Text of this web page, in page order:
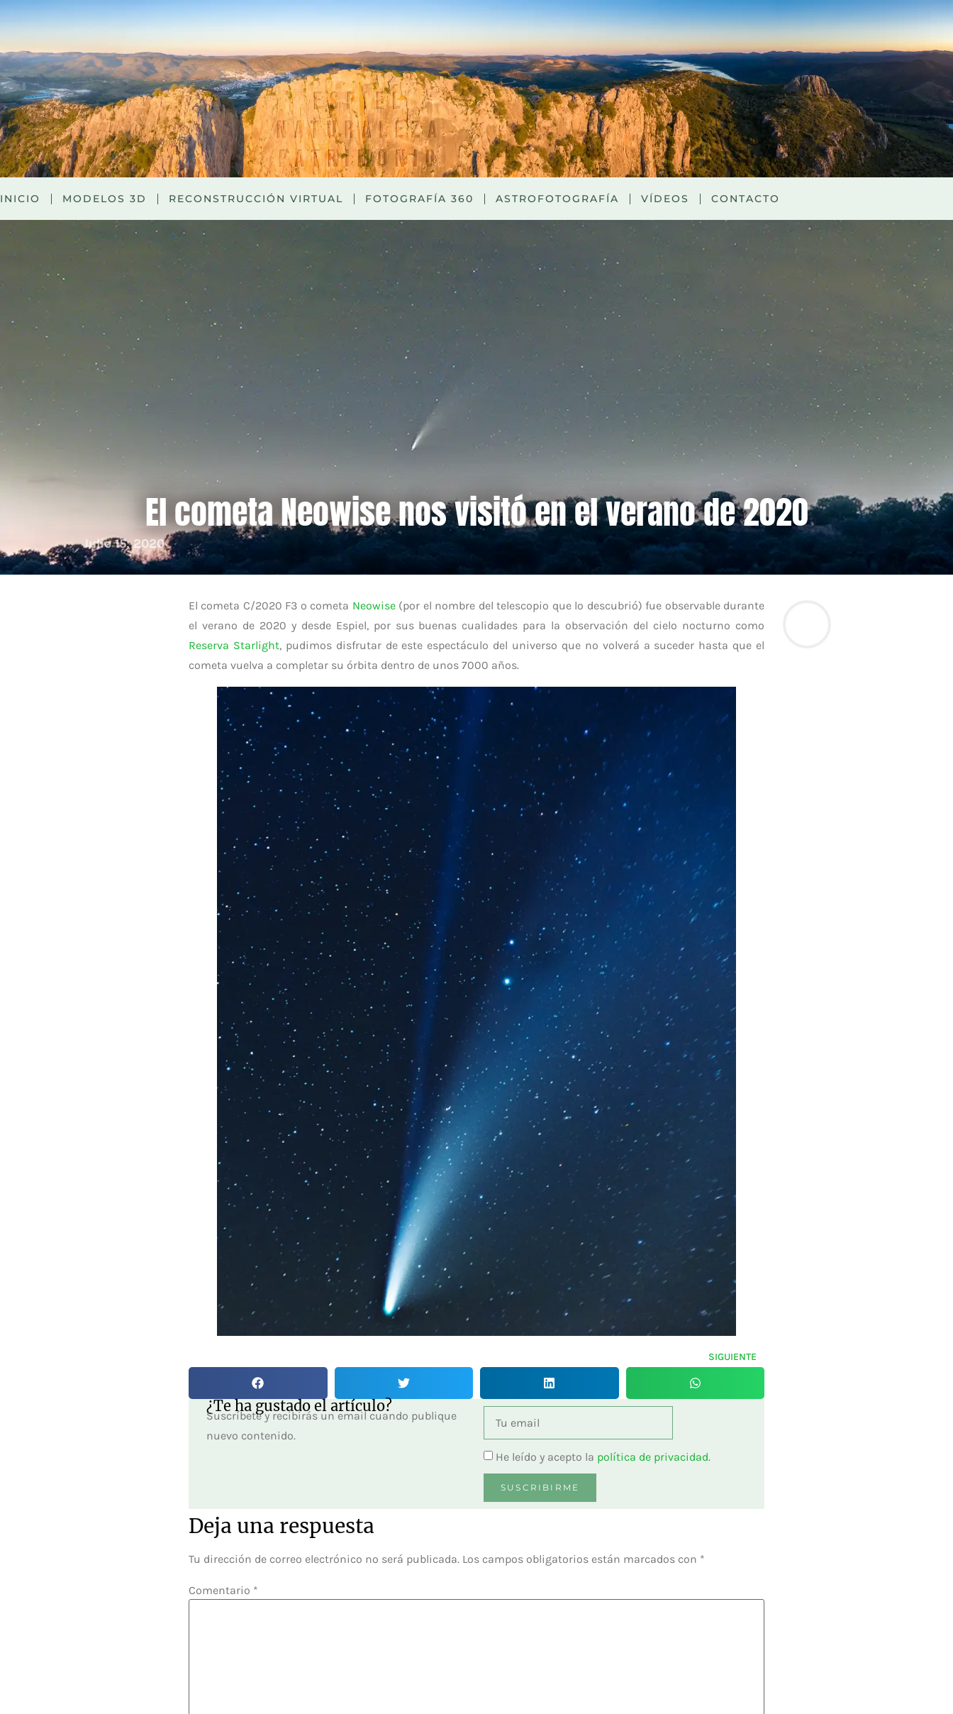
INICIO MODELOS 3D RECONSTRUCCIÓN VIRTUAL FOTOGRAFÍA 360 ASTROFOTOGRAFÍA VÍDEOS CONTACTO
El cometa Neowise nos visitó en el verano de 2020
Julio 15, 2020
El cometa C/2020 F3 o cometa Neowise(por el nombre del telescopio que lo descubrió) fue observable durante
el verano de 2020 y desde Espiel, por sus buenas cualidades para la observación del cielo nocturno como
Reserva Starlight, pudimos disfrutar de este espectáculo del universo que no volverá a suceder hasta que el
cometa vuelva a completar su órbita dentro de unos 7000 años.
SIGUIENTE
¿Te ha gustado el artículo?
Suscríbete y recibirás un email cuando publique
nuevo contenido.
He leído y acepto la política de privacidad.
SUSCRIBIRME
Deja una respuesta
Tu dirección de correo electrónico no será publicada. Los campos obligatorios están marcados con *
Comentario *